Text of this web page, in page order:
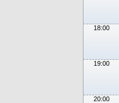
18:00
19:00
20:00